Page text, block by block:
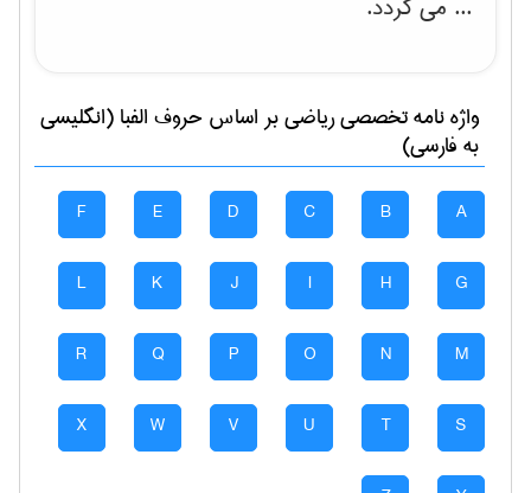
واژه نامه تخصصیرياضیبر اساس حروف الفبا (انگلیسی
به فارسی)
A
B
C
D
E
F
G
H
I
J
K
L
M
N
O
P
Q
R
S
T
U
V
W
X